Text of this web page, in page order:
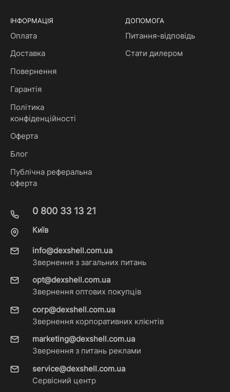
ІНФОРМАЦІЯ
Оплата
Доставка
Повернення
Гарантія
Політика
конфіденційності
Оферта
Блог
Публічна реферальна
оферта
ДОПОМОГА
Питання-відповідь
Стати дилером
0 800 33 13 21
Київ
info@dexshell.com.ua
Звернення з загальних питань
opt@dexshell.com.ua
Звернення оптових покупців
corp@dexshell.com.ua
Звернення корпоративних клієнтів
marketing@dexshell.com.ua
Звернення з питань реклами
service@dexshell.com.ua
Сервісний центр